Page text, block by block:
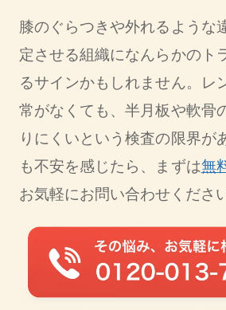
膝のぐらつきや外れるような
定させる組織になんらかのト
るサインかもしれません。レ
常がなくても、半月板や軟骨
りにくいという検査の限界が
も不安を感じたら、まずは無
お気軽にお問い合わせください